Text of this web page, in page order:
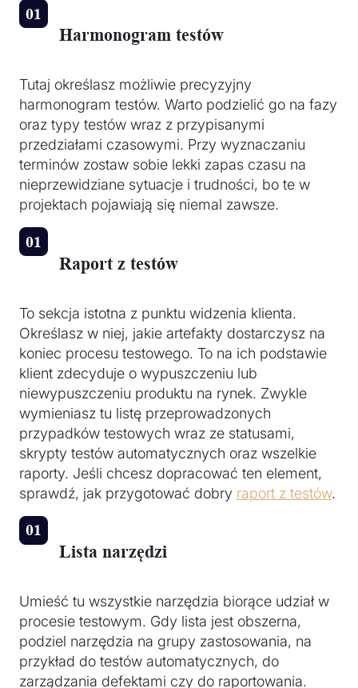
Harmonogram testów
Tutaj określasz możliwie precyzyjny
harmonogram testów. Warto podzielić go na fazy
oraz typy testów wraz z przypisanymi
przedziałami czasowymi. Przy wyznaczaniu
terminów zostaw sobie lekki zapas czasu na
nieprzewidziane sytuacje i trudności, bo te w
projektach pojawiają się niemal zawsze.
Raport z testów
To sekcja istotna z punktu widzenia klienta.
Określasz w niej, jakie artefakty dostarczysz na
koniec procesu testowego. To na ich podstawie
klient zdecyduje o wypuszczeniu lub
niewypuszczeniu produktu na rynek. Zwykle
wymieniasz tu listę przeprowadzonych
przypadków testowych wraz ze statusami,
skrypty testów automatycznych oraz wszelkie
raporty. Jeśli chcesz dopracować ten element,
sprawdź, jak przygotować dobry raport z testów.
Lista narzędzi
Umieść tu wszystkie narzędzia biorące udział w
procesie testowym. Gdy lista jest obszerna,
podziel narzędzia na grupy zastosowania, na
przykład do testów automatycznych, do
zarządzania defektami czy do raportowania.